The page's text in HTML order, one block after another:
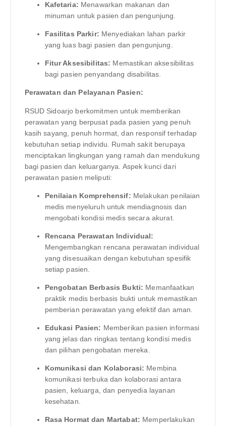
Kafetaria: Menawarkan makanan dan
minuman untuk pasien dan pengunjung.
Fasilitas Parkir: Menyediakan lahan parkir
yang luas bagi pasien dan pengunjung.
Fitur Aksesibilitas: Memastikan aksesibilitas
bagi pasien penyandang disabilitas.
Perawatan dan Pelayanan Pasien:
RSUD Sidoarjo berkomitmen untuk memberikan
perawatan yang berpusat pada pasien yang penuh
kasih sayang, penuh hormat, dan responsif terhadap
kebutuhan setiap individu. Rumah sakit berupaya
menciptakan lingkungan yang ramah dan mendukung
bagi pasien dan keluarganya. Aspek kunci dari
perawatan pasien meliputi:
Penilaian Komprehensif: Melakukan penilaian
medis menyeluruh untuk mendiagnosis dan
mengobati kondisi medis secara akurat.
Rencana Perawatan Individual:
Mengembangkan rencana perawatan individual
yang disesuaikan dengan kebutuhan spesifik
setiap pasien.
Pengobatan Berbasis Bukti: Memanfaatkan
praktik medis berbasis bukti untuk memastikan
pemberian perawatan yang efektif dan aman.
Edukasi Pasien: Memberikan pasien informasi
yang jelas dan ringkas tentang kondisi medis
dan pilihan pengobatan mereka.
Komunikasi dan Kolaborasi: Membina
komunikasi terbuka dan kolaborasi antara
pasien, keluarga, dan penyedia layanan
kesehatan.
Rasa Hormat dan Martabat: Memperlakukan